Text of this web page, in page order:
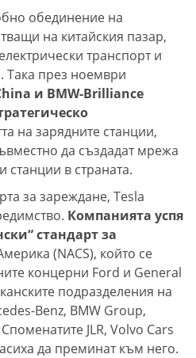
обединение на
на китайския пазар,
транспорт и
Така през ноември
и BMW-Brilliance
на зарядните станции,
да създадат мрежа
станции в страната.
за зареждане, Tesla
Компанията успя
стандарт за
(NACS), който се
концерни Ford и General
подразделения на
Benz, BMW Group,
JLR, Volvo Cars
да преминат към него.